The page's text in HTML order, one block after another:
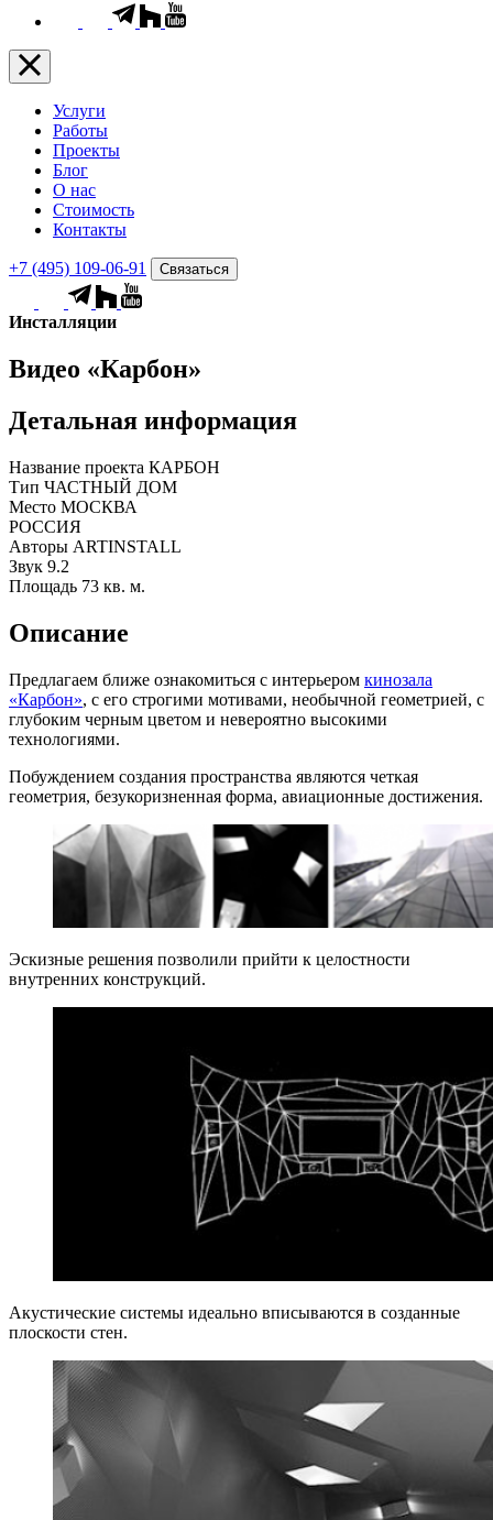
Услуги
Работы
Проекты
Блог
О нас
Стоимость
Контакты
+7 (495) 109-06-91 Связаться
Инсталляции
Видео «Карбон»
Детальная информация
Название проекта КАРБОН
Тип ЧАСТНЫЙ ДОМ
Место МОСКВА
РОССИЯ
Авторы ARTINSTALL
Звук 9.2
Площадь 73 кв. м.
Описание
Предлагаем ближе ознакомиться с интерьером кинозала
«Карбон», с его строгими мотивами, необычной геометрией, с
глубоким черным цветом и невероятно высокими
технологиями.
Побуждением создания пространства являются четкая
геометрия, безукоризненная форма, авиационные достижения.
Эскизные решения позволили прийти к целостности
внутренних конструкций.
Акустические системы идеально вписываются в созданные
плоскости стен.